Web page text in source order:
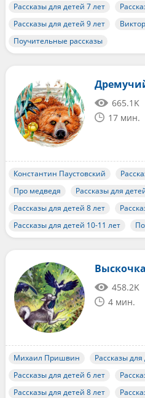
Рассказы для детей 7 лет
Рассказы для детей 9 лет
Поучительные рассказы
665.1K
17 мин.
Константин Паустовский
Про медведя
Рассказы для
Рассказы для детей 8 лет
Рассказы для детей 10-11 лет
Выскочка
458.2K
4 мин.
Михаил Пришвин
Рассказы
Рассказы для детей 6 лет
Рассказы для детей 8 лет